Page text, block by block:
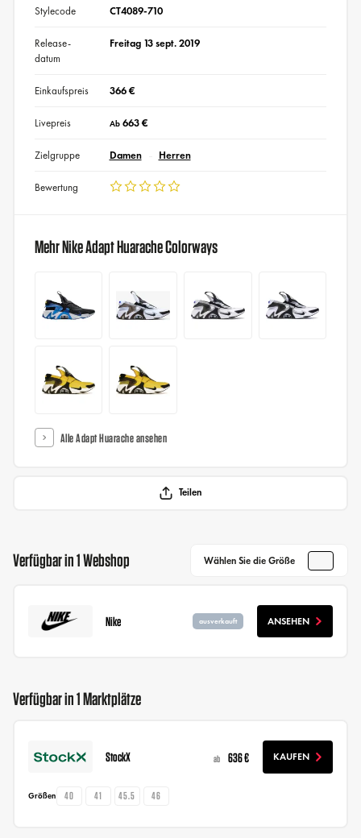
Stylecode CT4089-710
Release-
datum
Freitag 13 sept. 2019
Einkaufspreis 366 €
Livepreis Ab663 €
Zielgruppe Damen Herren
Bewertung
Mehr Nike Adapt Huarache Colorways
Alle Adapt Huarache ansehen
Teilen
Verfügbar in 1 Webshop Wählen Sie die Größe
Nike ausverkauft ANSEHEN
Verfügbar in 1 Marktplätze
StockX ab 636 € KAUFEN
Größen 40 41 45.5 46